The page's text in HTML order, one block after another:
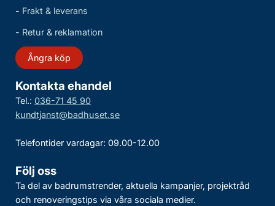
- Frakt & leverans
- Retur & reklamation
Ångra köp
Kontakta ehandel
Tel.: 036-71 45 90
kundtjanst@badhuset.se
Telefontider vardagar: 09.00-12.00
Följ oss
Ta del av badrumstrender, aktuella kampanjer, projektråd
och renoveringstips via våra sociala medier.